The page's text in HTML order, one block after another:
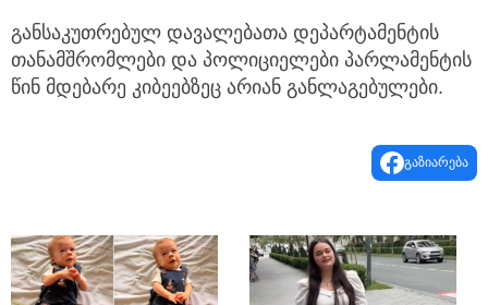
განსაკუთრებულ დავალებათა დეპარტამენტის
თანამშრომლები და პოლიციელები პარლამენტის
წინ მდებარე კიბეებზეც არიან განლაგებულები.
გაზიარება